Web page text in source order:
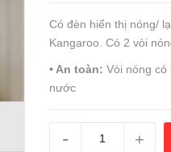
Có đèn hiển thị nóng/
Kangaroo. Có 2 vòi
• An toàn: Vòi nóng có
nước
- +